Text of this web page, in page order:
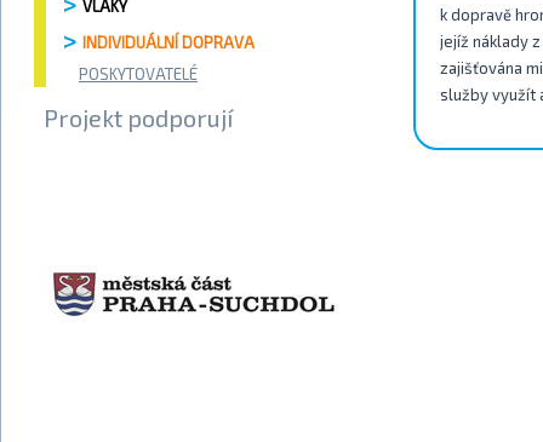
VLAKY
INDIVIDUÁLNÍ DOPRAVA
POSKYTOVATELÉ
Projekt podporují
k dopravě
jejíž náklady
zajišťována
služby využít